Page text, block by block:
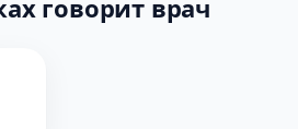
говорит врач